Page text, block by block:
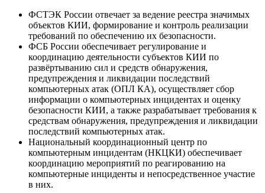
ФСТЭК России отвечает за ведение реестра значимых
объектов КИИ, формирование и контроль реализации
требований по обеспечению их безопасности.
ФСБ России обеспечивает регулирование и
координацию деятельности субъектов КИИ по
развёртыванию сил и средств обнаружения,
предупреждения и ликвидации последствий
компьютерных атак (ОПЛ КА), осуществляет сбор
информации о компьютерных инцидентах и оценку
безопасности КИИ, а также разрабатывает требования к
средствам обнаружения, предупреждения и ликвидации
последствий компьютерных атак.
Национальный координационный центр по
компьютерным инцидентам (НКЦКИ) обеспечивает
координацию мероприятий по реагированию на
компьютерные инциденты и непосредственное участие
в них.